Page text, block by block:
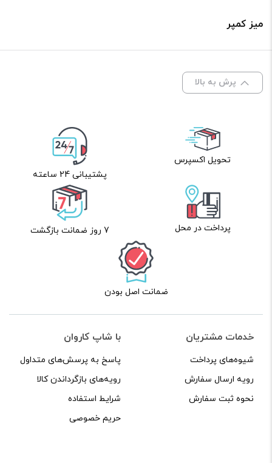
میز کمپر
پرش به بالا
تحویل اکسپرس
پشتیبانی 24 ساعته
پرداخت در محل 7 روز ضمانت بازگشت
ضمانت اصل بودن
خدمات مشتریان
شیوه‌های پرداخت
رویه ارسال سفارش
نحوه ثبت سفارش
با شاپ کاروان
پاسخ به پرسش‌های متداول
رویه‌های بازگرداندن کالا
شرایط استفاده
حریم خصوصی